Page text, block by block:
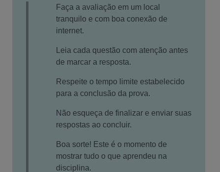
Faça a avaliação em um local
tranquilo e com boa conexão de
internet.
Leia cada questão com atenção antes
de marcar a resposta.
Respeite o tempo limite estabelecido
para a conclusão da prova.
Não esqueça de finalizar e enviar suas
respostas ao concluir.
Boa sorte! Este é o momento de
mostrar tudo o que aprendeu na
disciplina.